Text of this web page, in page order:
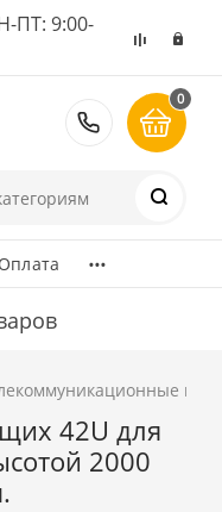
9:00-
8 (495)
0
Оплата ...
42U для
2000